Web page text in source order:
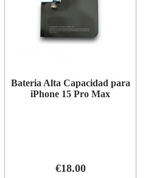
Bateria Alta Capacidad para
iPhone 15 Pro Max
€18.00